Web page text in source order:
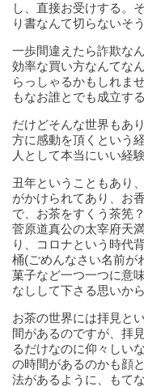
し、直接お受けする。
り書なんて切らないそう
一歩間違えたら詐欺な
効率な買い方なんてな
らっしゃるかもしれま
もなお誰とでも成立す
だけどそんな世界もあ
方に感動を頂くという
人として本当にいい経
丑年ということもあり
がかけられてあり、お
で、お茶をすくう茶筅
菅原道真公の太宰府天
り、コロナという時代
桶(ごめんなさい名前が
菓子など一つ一つに意
なしして下さる思いか
お茶の世界には拝見と
間があるのですが、拝
るだけなのに仰々しい
の時間があるのかも顔
法があるように、もて